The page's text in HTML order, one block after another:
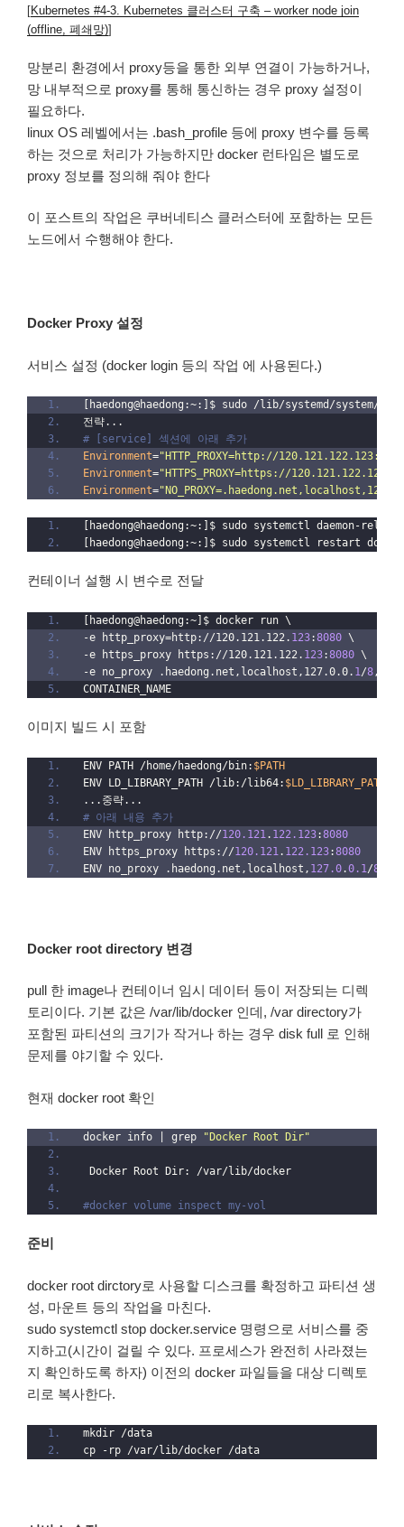
[Kubernetes #4-3. Kubernetes 클러스터 구축 – worker node join
(offline, 폐쇄망)]
망분리 환경에서 proxy등을 통한 외부 연결이 가능하거나,
망 내부적으로 proxy를 통해 통신하는 경우 proxy 설정이
필요하다.
linux OS 레벨에서는 .bash_profile 등에 proxy 변수를 등록
하는 것으로 처리가 가능하지만 docker 런타임은 별도로
proxy 정보를 정의해 줘야 한다
이 포스트의 작업은 쿠버네티스 클러스터에 포함하는 모든
노드에서 수행해야 한다.
Docker Proxy 설정
서비스 설정 (docker login 등의 작업 에 사용된다.)
[haedong@haedong:~:]$ sudo /lib/systemd/system/
전략...
# [service] 섹션에 아래 추가
Environment="HTTP_PROXY=http://
Environment="HTTPS_PROXY=https://
Environment=
[haedong@haedong:~:]$ sudo systemctl daemon-reload
[haedong@haedong:~:]$ sudo systemctl restart
컨테이너 설행 시 변수로 전달
[haedong@haedong:~]$ docker run \
-e http_proxy=http://120.121.122. 123:8080 \
-e https_proxy https://120.121.122. 123:8080 \
-e no_proxy .haedong.net,localhost,127.0.0. 1 /8
CONTAINER_NAME
이미지 빌드 시 포함
ENV PATH /home/haedong/bin: $PATH
ENV LD_LIBRARY_PATH /lib:/lib64: $LD_LIBRARY_PATH
...중략...
# 아래 내용 추가
ENV http_proxy http://120.121. 122.123:8080
ENV https_proxy https://120.121. 122.123:8080
ENV no_proxy .haedong.net,localhost, 127.0.0.1/8
Docker root directory 변경
pull 한 image나 컨테이너 임시 데이터 등이 저장되는 디렉
토리이다. 기본 값은 /var/lib/docker 인데, /var directory가
포함된 파티션의 크기가 작거나 하는 경우 disk full 로 인해
문제를 야기할 수 있다.
현재 docker root 확인
docker info | grep "Docker Root Dir"
Docker Root Dir: /var/lib/docker
#docker volume inspect my-vol
준비
docker root dirctory로 사용할 디스크를 확정하고 파티션 생
성, 마운트 등의 작업을 마친다.
sudo systemctl stop docker.service 명령으로 서비스를 중
지하고(시간이 걸릴 수 있다. 프로세스가 완전히 사라졌는
지 확인하도록 하자) 이전의 docker 파일들을 대상 디렉토
리로 복사한다.
mkdir /data
cp -rp /var/lib/docker /data